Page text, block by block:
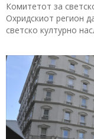
Комитетот за
Охридскиот регион
светско културно